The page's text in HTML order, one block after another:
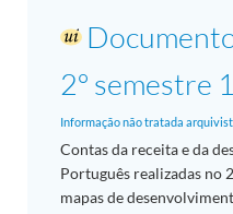
2º semestre
Informação não tratada
Contas da receita e da
Português realizadas no
mapas de